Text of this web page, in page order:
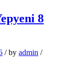
8
/by admin /